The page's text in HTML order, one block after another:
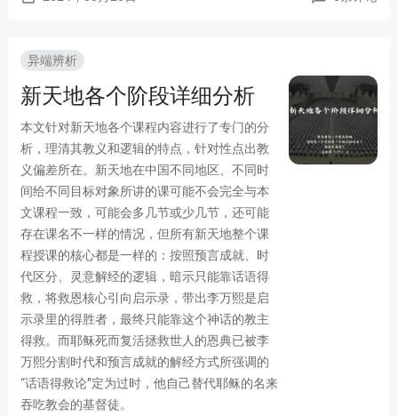
异端辨析
新天地各个阶段详细分析
本文针对新天地各个课程内容进行了专门的分
析，理清其教义和逻辑的特点，针对性点出教
义偏差所在。新天地在中国不同地区、不同时
间给不同目标对象所讲的课可能不会完全与本
文课程一致，可能会多几节或少几节，还可能
存在课名不一样的情况，但所有新天地整个课
程授课的核心都是一样的：按照预言成就、时
代区分、灵意解经的逻辑，暗示只能靠话语得
救，将救恩核心引向启示录，带出李万熙是启
示录里的得胜者，最终只能靠这个神话的教主
得救。而耶稣死而复活拯救世人的恩典已被李
万熙分割时代和预言成就的解经方式所强调的
“话语得救论”定为过时，他自己替代耶稣的名来
吞吃教会的基督徒。